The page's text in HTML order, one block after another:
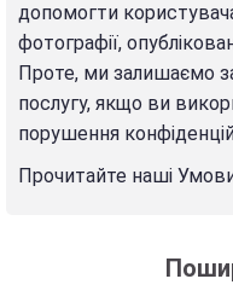
допомогти
фотографії,
Проте, ми залишаємо
послугу, якщо ви
порушення
Прочитайте наші